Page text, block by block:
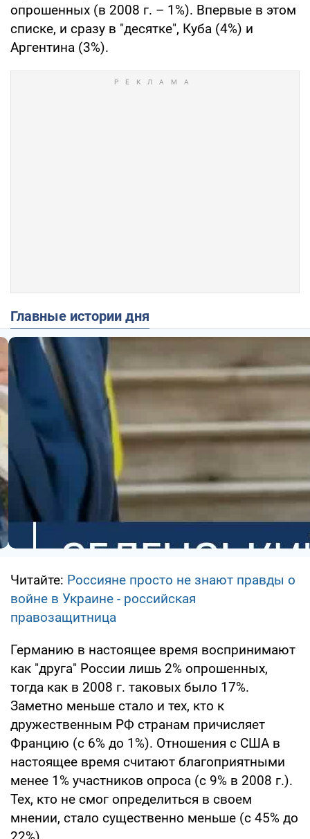
опрошенных (в 2008 г. – 1%). Впервые в этом
списке, и сразу в "десятке", Куба (4%) и
Аргентина (3%).
Главные истории дня
Читайте: Россияне просто не знают правды о
войне в Украине - российская
правозащитница
Германию в настоящее время воспринимают
как "друга" России лишь 2% опрошенных,
тогда как в 2008 г. таковых было 17%.
Заметно меньше стало и тех, кто к
дружественным РФ странам причисляет
Францию (с 6% до 1%). Отношения с США в
настоящее время считают благоприятными
менее 1% участников опроса (с 9% в 2008 г.).
Тех, кто не смог определиться в своем
мнении, стало существенно меньше (с 45% до